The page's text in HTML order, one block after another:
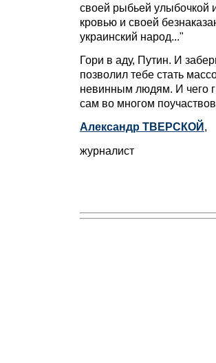
своей рыбьей улыбочкой
кровью и своей
украинский народ..."
Гори в аду, Путин. И
позволил тебе стать
невинным людям. И чего
сам во многом
Александр ТВЕРСКОЙ,
журналист